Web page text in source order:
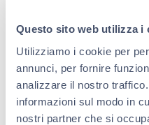
Questo sito web utilizza i
Utilizziamo i cookie per
annunci, per fornire
analizzare il nostro
informazioni sul modo in
nostri partner che si